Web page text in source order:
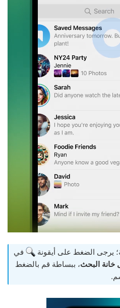
يرجى الضغط على أيقونة
في
خانة البحث، ببساطة قم بالضغط